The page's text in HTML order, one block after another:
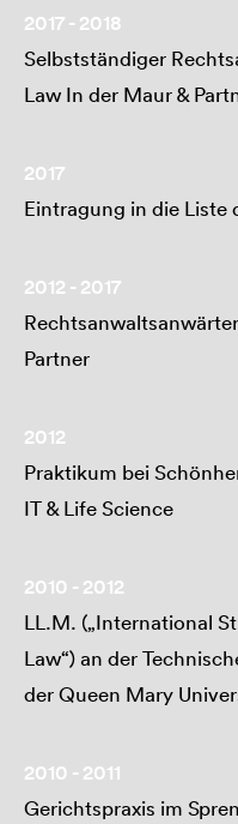
2017 - 2018
Selbstständiger
Law In der Maur &
2017
Eintragung in die Liste
2012 - 2017
Partner
2012
Praktikum bei
IT & Life Science
2010 - 2012
LL.M. („International
Law“) an der
der Queen Mary
2010 - 2011
Gerichtspraxis im